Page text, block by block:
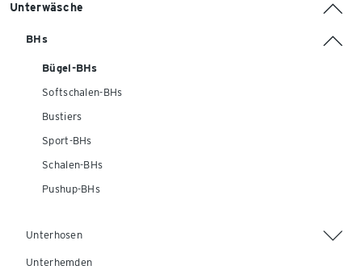
Unterwäsche
BHs
Bügel-BHs
Softschalen-BHs
Bustiers
Sport-BHs
Schalen-BHs
Pushup-BHs
Unterhosen
Unterhemden